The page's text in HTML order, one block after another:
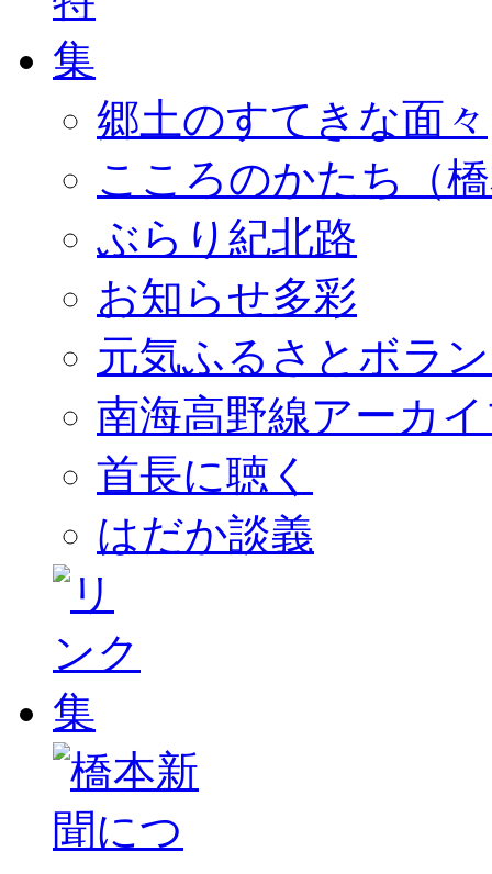
郷土のすてきな面々
こころのかたち（
ぶらり紀北路
お知らせ多彩
元気ふるさとボラ
南海高野線アーカ
首長に聴く
はだか談義